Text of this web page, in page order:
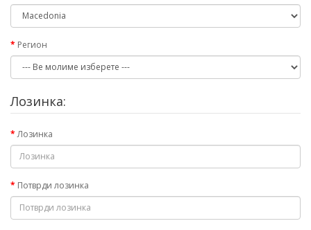
Регион
Лозинка:
Лозинка
Потврди лозинка